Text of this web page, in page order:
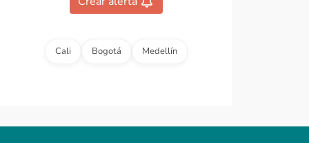
Cali Bogotá Medellín